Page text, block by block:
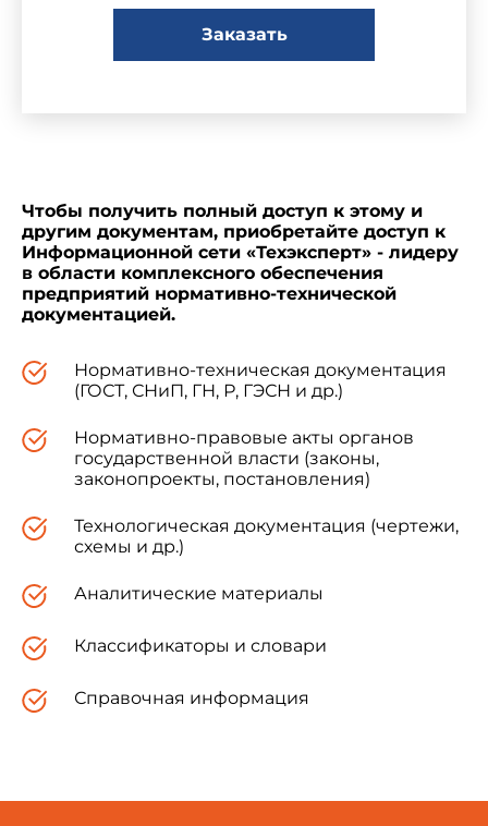
Заказать
Чтобы получить полный доступ к этому и
другим документам, приобретайте доступ к
Информационной сети «Техэксперт» - лидеру
в области комплексного обеспечения
предприятий нормативно-технической
документацией.
Нормативно-техническая документация
(ГОСТ, СНиП, ГН, Р, ГЭСН и др.)
Нормативно-правовые акты органов
государственной власти (законы,
законопроекты, постановления)
Технологическая документация (чертежи,
схемы и др.)
Аналитические материалы
Классификаторы и словари
Справочная информация